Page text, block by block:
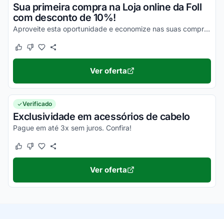
Sua primeira compra na Loja online da Foll
com desconto de 10%!
Aproveite esta oportunidade e economize nas suas compras online ainda hoje!
Este cupom funcionou
Este cupom não funcionou
Ver oferta
Verificado
Exclusividade em acessórios de cabelo
Pague em até 3x sem juros. Confira!
Este cupom funcionou
Este cupom não funcionou
Ver oferta